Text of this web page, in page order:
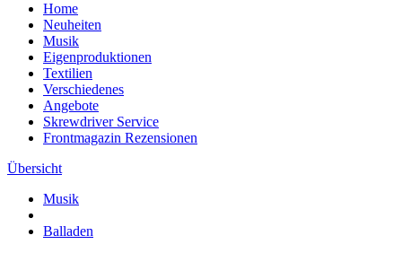
Home
Neuheiten
Musik
Eigenproduktionen
Textilien
Verschiedenes
Angebote
Skrewdriver Service
Frontmagazin Rezensionen
Übersicht
Musik
Balladen